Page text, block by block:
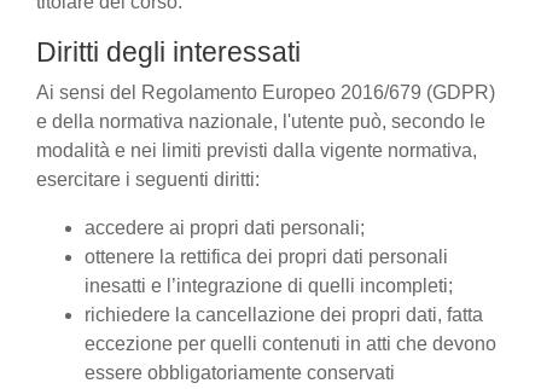
Diritti degli interessati
Ai sensi del Regolamento Europeo 2016/679 (GDPR)
e della normativa nazionale, l'utente può, secondo le
modalità e nei limiti previsti dalla vigente normativa,
esercitare i seguenti diritti:
accedere ai propri dati personali;
ottenere la rettifica dei propri dati personali
inesatti e l’integrazione di quelli incompleti;
richiedere la cancellazione dei propri dati, fatta
eccezione per quelli contenuti in atti che devono
essere obbligatoriamente conservati